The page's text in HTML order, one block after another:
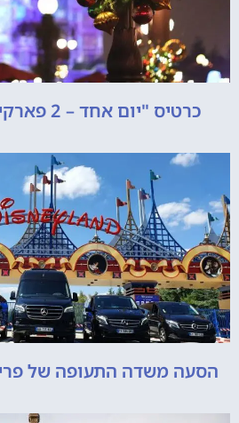
כרטיס "יום אחד – 2 פארקים של דיסנילנד"
הסעה משדה התעופה של